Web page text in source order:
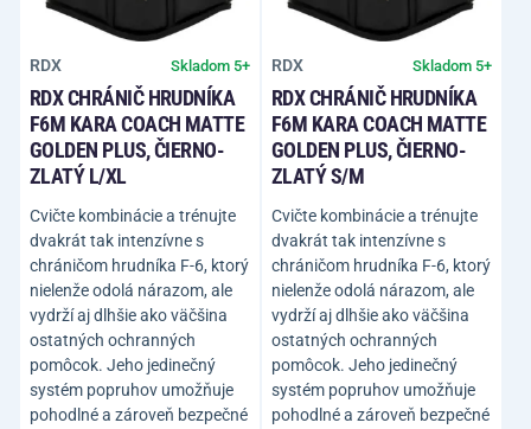
RDX Skladom 5+
RDX CHRÁNIČ HRUDNÍKA
F6M KARA COACH MATTE
GOLDEN PLUS, ČIERNO-
ZLATÝ L/XL
Cvičte kombinácie a trénujte
dvakrát tak intenzívne s
chráničom hrudníka F-6, ktorý
nielenže odolá nárazom, ale
vydrží aj dlhšie ako väčšina
ostatných ochranných
pomôcok. Jeho jedinečný
systém popruhov umožňuje
pohodlné a zároveň bezpečné
RDX Skladom 5+
RDX CHRÁNIČ HRUDNÍKA
F6M KARA COACH MATTE
GOLDEN PLUS, ČIERNO-
ZLATÝ S/M
Cvičte kombinácie a trénujte
dvakrát tak intenzívne s
chráničom hrudníka F-6, ktorý
nielenže odolá nárazom, ale
vydrží aj dlhšie ako väčšina
ostatných ochranných
pomôcok. Jeho jedinečný
systém popruhov umožňuje
pohodlné a zároveň bezpečné